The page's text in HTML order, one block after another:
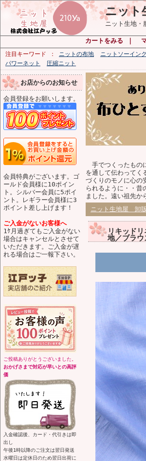
ニット
ニット生地・
カートをみる
注目キーワード ニットの布地 ニットソーイン
パワーネット
圧縮ニット
お店からのお知らせ
会員登録をお願いします。
会員特典がございます。ゴ
ールド会員様に10ポイン
ト。シルバー会員に5ポイ
ント。レギラー会員様に3
ポイント差し上げます！
ご入金がないお客様へ
1ｹ月過ぎてもご入金がない
場合はキャンセルとさせて
いただきます。ご入金が遅
れる場合はご一報下さい。
ご投稿ありがとうございました。
おかげさまで対応が早いとの高評
価
入金確認後、カード・代引きは即
出し
午後1時以降のご注文は翌日発送
水曜日は定休日のため翌日出荷に
手でつくったもの
を通して伝わってく
づくりのモノに心の
られるように・・昔
ました。遠い祖先か
ニット生地屋 卸
リキッド
地／ブラ